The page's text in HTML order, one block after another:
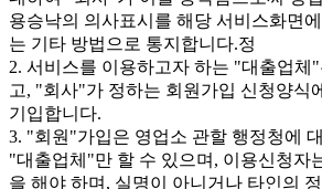
용승낙의 의사표시를 해당 서비스화면
는 기타 방법으로 통지합니다.정
2. 서비스를 이용하고자 하는 "대출업체
고, "회사"가 정하는 회원가입 신청양식
기입합니다.
3. "회원"가입은 영업소 관할 행정청에
"대출업체"만 할 수 있으며, 이용신청자
을 해야 하며, 실명이 아니거나 타인의